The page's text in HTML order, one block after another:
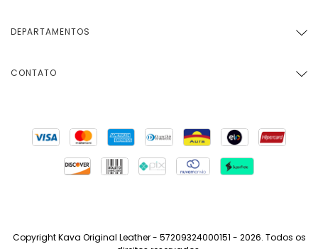
DEPARTAMENTOS
CONTATO
Copyright Kava Original Leather - 57209324000151 - 2026. Todos os